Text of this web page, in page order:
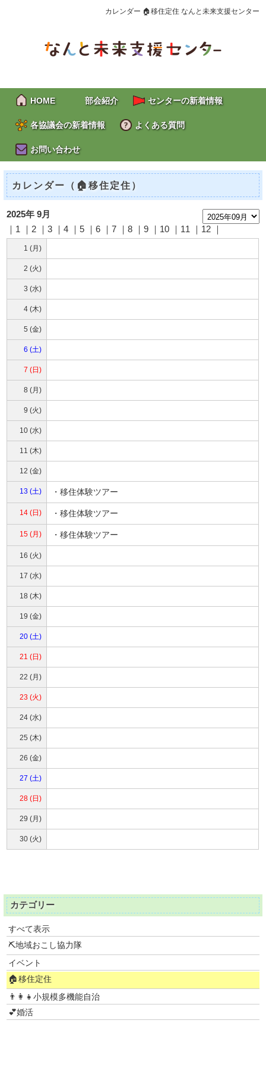
カレンダー 🏠移住定住 なんと未来支援センター
HOME 部会紹介 センターの新着情報
各協議会の新着情報 よくある質問
お問い合わせ
カレンダー（🏠移住定住）
2025年 9月
｜1 ｜2 ｜3 ｜4 ｜5 ｜6 ｜7 ｜8 ｜9 ｜10 ｜11 ｜12 ｜
1 (月)
2 (火)
3 (水)
4 (木)
5 (金)
6 (土)
7 (日)
8 (月)
9 (火)
10 (水)
11 (木)
12 (金)
13 (土) ・移住体験ツアー
14 (日) ・移住体験ツアー
15 (月) ・移住体験ツアー
16 (火)
17 (水)
18 (木)
19 (金)
20 (土)
21 (日)
22 (月)
23 (火)
24 (水)
25 (木)
26 (金)
27 (土)
28 (日)
29 (月)
30 (火)
カテゴリー
すべて表示
⛏地域おこし協力隊
イベント
🏠移住定住
👨‍👩‍👧小規模多機能自治
💕婚活